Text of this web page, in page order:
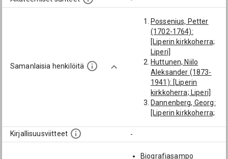
Samanlaisia henkilöitä
Possenius, Petter
(1702-1764):
[Liperin kirkkoherra;
Liperi]
Huttunen, Niilo
Aleksander (1873-
1941): [Liperin
kirkkoherra; Liperi]
Dannenberg, Georg:
[Liperin kirkkoherra;
(1752-1808):
[Liperin kirkkoherra;
Kirjallisuusviitteet -
Biografiasampo